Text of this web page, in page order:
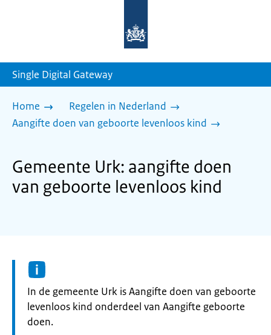
homepage
Single Digital Gateway
Home
Regelen in Nederland
Aangifte doen van geboorte levenloos kind
Gemeente Urk: aangifte doen
van geboorte levenloos kind
Informatie:
In de gemeente Urk is Aangifte doen van geboorte
levenloos kind onderdeel van Aangifte geboorte
doen.